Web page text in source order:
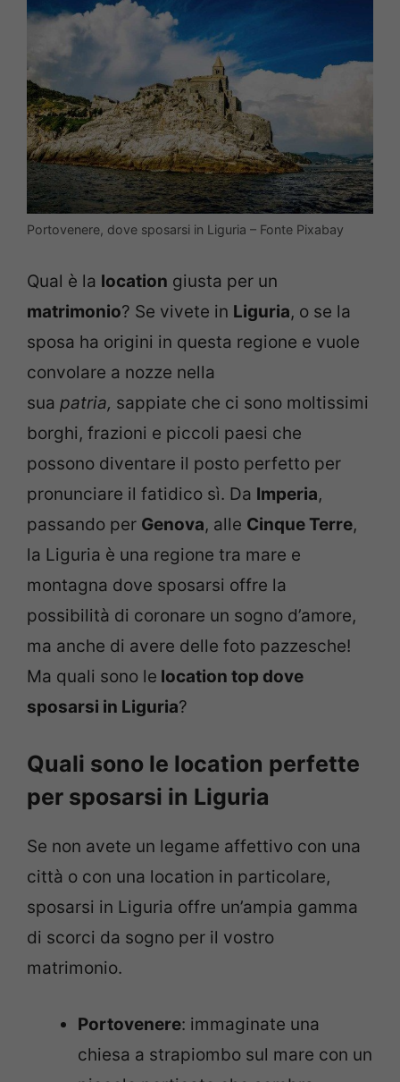
Portovenere, dove sposarsi in Liguria – Fonte Pixabay
Qual è la location giusta per un
matrimonio? Se vivete in Liguria, o se la
sposa ha origini in questa regione e vuole
convolare a nozze nella
sua patria, sappiate che ci sono moltissimi
borghi, frazioni e piccoli paesi che
possono diventare il posto perfetto per
pronunciare il fatidico sì. Da Imperia,
passando per Genova, alle Cinque Terre,
la Liguria è una regione tra mare e
montagna dove sposarsi offre la
possibilità di coronare un sogno d’amore,
ma anche di avere delle foto pazzesche!
Ma quali sono le location top dove
sposarsi in Liguria?
Quali sono le location perfette
per sposarsi in Liguria
Se non avete un legame affettivo con una
città o con una location in particolare,
sposarsi in Liguria offre un’ampia gamma
di scorci da sogno per il vostro
matrimonio.
Portovenere: immaginate una
chiesa a strapiombo sul mare con un